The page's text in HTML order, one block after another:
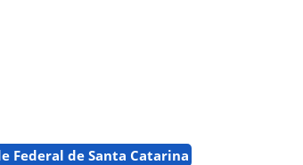
Federal de Santa Catarina